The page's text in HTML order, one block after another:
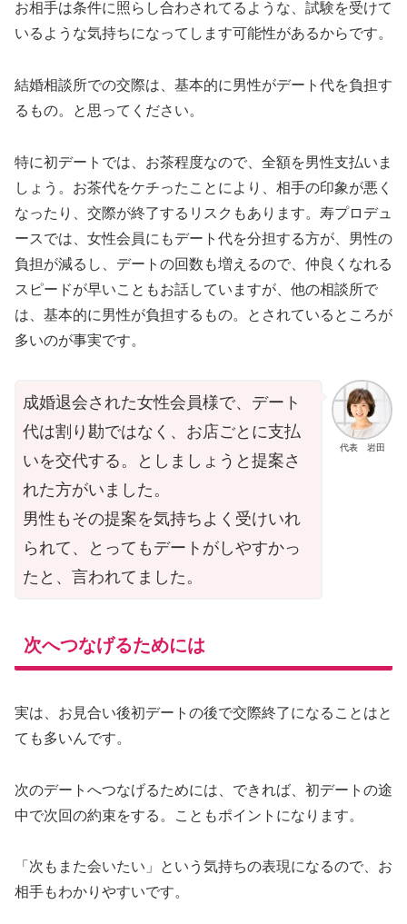
お相手は条件に照らし合わされてるような、試験を受けて
いるような気持ちになってします可能性があるからです。
結婚相談所での交際は、基本的に男性がデート代を負担す
るもの。と思ってください。
特に初デートでは、お茶程度なので、全額を男性支払いま
しょう。お茶代をケチったことにより、相手の印象が悪く
なったり、交際が終了するリスクもあります。寿プロデュ
ースでは、女性会員にもデート代を分担する方が、男性の
負担が減るし、デートの回数も増えるので、仲良くなれる
スピードが早いこともお話していますが、他の相談所で
は、基本的に男性が負担するもの。とされているところが
多いのが事実です。
代表 岩田
成婚退会された女性会員様で、デート
代は割り勘ではなく、お店ごとに支払
いを交代する。としましょうと提案さ
れた方がいました。
男性もその提案を気持ちよく受けいれ
られて、とってもデートがしやすかっ
たと、言われてました。
次へつなげるためには
実は、お見合い後初デートの後で交際終了になることはと
ても多いんです。
次のデートへつなげるためには、できれば、初デートの途
中で次回の約束をする。こともポイントになります。
「次もまた会いたい」という気持ちの表現になるので、お
相手もわかりやすいです。